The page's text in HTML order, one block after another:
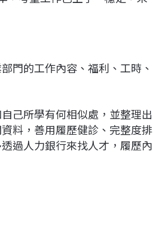
門的工作內容、福利、工時、
己所學有何相似處，並整理出
料，善用履歷健診、完整度排
過人力銀行來找人才，履歷內